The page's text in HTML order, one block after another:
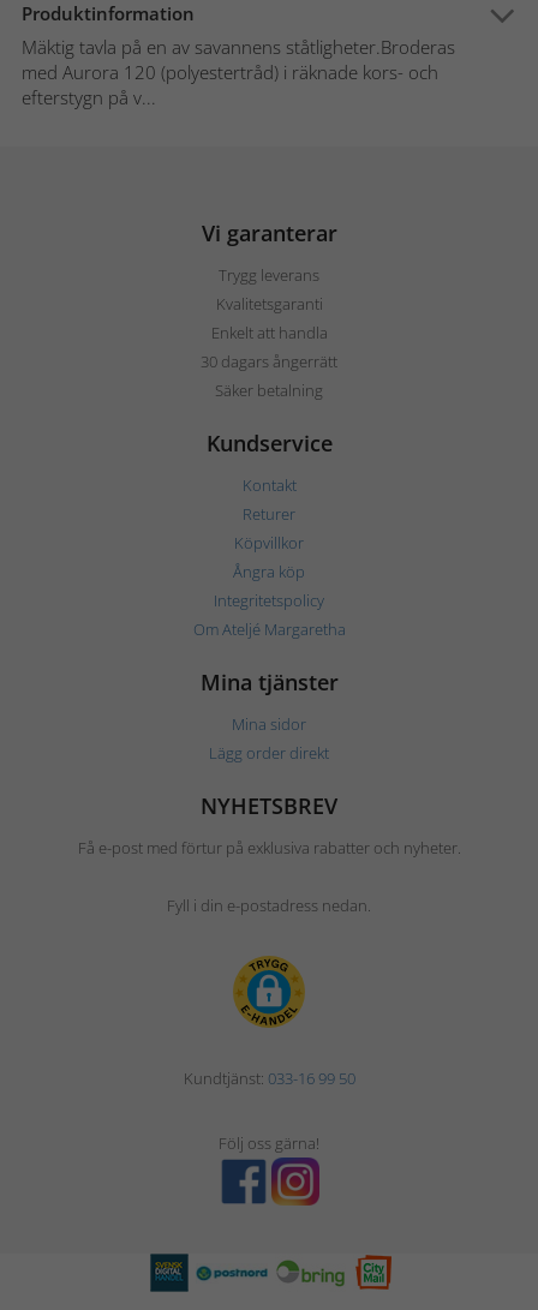
Produktinformation
Mäktig tavla på en av savannens ståtligheter.Broderas
med Aurora 120 (polyestertråd) i räknade kors- och
efterstygn på v...
Vi garanterar
Trygg leverans
Kvalitetsgaranti
Enkelt att handla
30 dagars ångerrätt
Säker betalning
Kundservice
Kontakt
Returer
Köpvillkor
Ångra köp
Integritetspolicy
Om Ateljé Margaretha
Mina tjänster
Mina sidor
Lägg order direkt
NYHETSBREV
Få e-post med förtur på exklusiva rabatter och nyheter.
Fyll i din e-postadress nedan.
Kundtjänst: 033-16 99 50
Följ oss gärna!